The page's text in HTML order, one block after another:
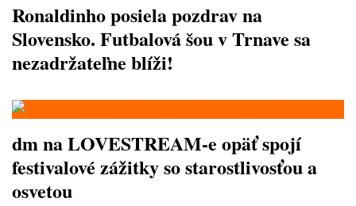
Ronaldinho posiela pozdrav na
Slovensko. Futbalová šou v Trnave sa
nezadržateľne blíži!
dm na LOVESTREAM-e opäť spojí
festivalové zážitky so starostlivosťou a
osvetou